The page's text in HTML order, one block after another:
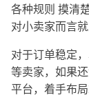
各种规则 摸清
对小卖家而言
对于订单稳定
等卖家，如果
平台，着手布